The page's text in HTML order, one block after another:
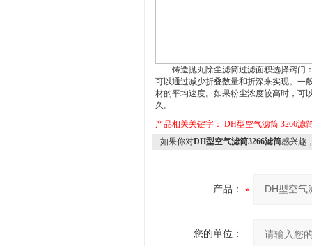
铸造抛丸除尘滤筒过滤面积选择窍门：
可以通过减少折叠数量和折深来实现。一
材的平均速度。如果粉尘浓度较高时，可
久。
产品相关关键字： DH型空气滤筒 3266滤
如果你对DH型空气滤筒3266滤筒感兴趣
产品：
您的单位：